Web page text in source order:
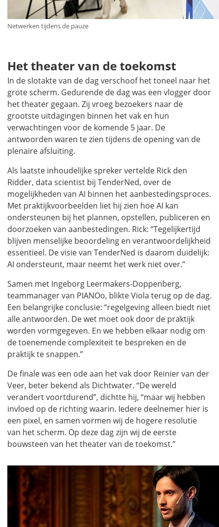
Netwerken tijdens de pauze
Het theater van de toekomst
In de slotakte van de dag verschoof het toneel naar het
grote scherm. Gedurende de dag was een vlogger door
het theater gegaan. Zij vroeg bezoekers naar de
grootste uitdagingen binnen het vak en hun
verwachtingen voor de komende 5 jaar. De
antwoorden waren te zien tijdens de opening van de
plenaire afsluiting.
Als laatste inhoudelijke spreker vertelde Rick den
Ridder, data scientist bij TenderNed, over de
mogelijkheden van AI binnen het aanbestedingsproces.
Met praktijkvoorbeelden liet hij zien hoe AI kan
ondersteunen bij het plannen, opstellen, publiceren en
doorzoeken van aanbestedingen. Rick: “Tegelijkertijd
blijven menselijke beoordeling en verantwoordelijkheid
essentieel. De visie van TenderNed is daarom duidelijk:
AI ondersteunt, maar neemt het werk niet over.”
Samen met Ingeborg Leermakers-Doppenberg,
teammanager van PIANOo, blikte Viola terug op de dag.
Een belangrijke conclusie: “regelgeving alleen biedt niet
alle antwoorden. De wet moet ook door de praktijk
worden vormgegeven. En we hebben elkaar nodig om
de toenemende complexiteit te bespreken en de
praktijk te snappen.”
De finale was een ode aan het vak door Reinier van der
Veer, beter bekend als Dichtwater. “De wereld
verandert voortdurend”, dichtte hij, “maar wij hebben
invloed op de richting waarin. Iedere deelnemer hier is
een pixel, en samen vormen wij de hogere resolutie
van het scherm. Op deze dag zijn wij de eerste
bouwsteen van het theater van de toekomst.”